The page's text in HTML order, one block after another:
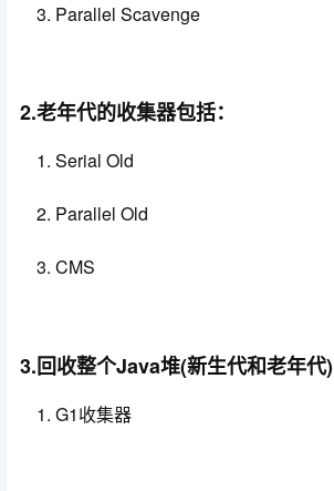
Parallel Scavenge
2.老年代的收集器包括：
Serial Old
Parallel Old
CMS
3.回收整个Java堆(新生代和老年代)
G1收集器